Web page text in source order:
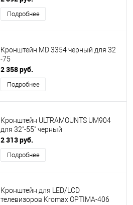
Подробнее
Кронштейн MD 3354 черный для 32
-75
2 358 руб.
Подробнее
Кронштейн ULTRAMOUNTS UM904
для 32"-55" черный
2 313 руб.
Подробнее
Кронштейн для LED/LCD
телевизоров Kromax OPTIMA-406